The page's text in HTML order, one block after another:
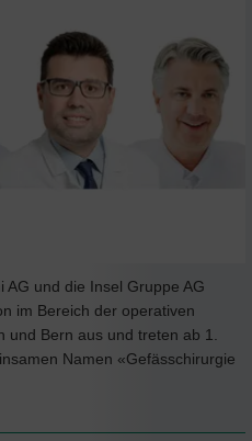
AG und die Insel Gruppe AG
im Bereich der operativen
Bern aus und treten ab 1.
Namen «Gefässchirurgie